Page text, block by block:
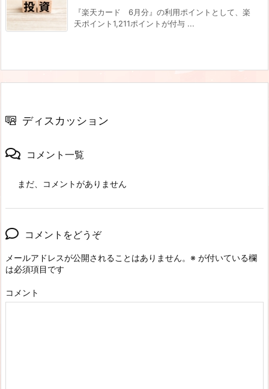
『楽天カード 6月分』の利用ポイントとして、楽
天ポイント1,211ポイントが付与 ...
ディスカッション
コメント一覧
まだ、コメントがありません
コメントをどうぞ
メールアドレスが公開されることはありません。 ※ が付いている欄
は必須項目です
コメント